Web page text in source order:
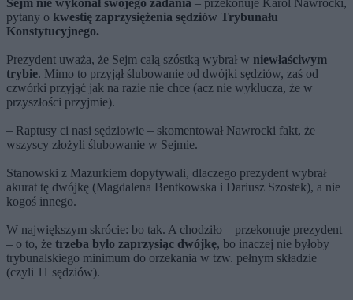
pytany o kwestię zaprzysiężenia sędziów Trybunału
Konstytucyjnego.
Prezydent uważa, że Sejm całą szóstką wybrał w niewłaściwym
trybie. Mimo to przyjął ślubowanie od dwójki sędziów, zaś od
czwórki przyjąć jak na razie nie chce (acz nie wyklucza, że w
przyszłości przyjmie).
– Raptusy ci nasi sędziowie – skomentował Nawrocki fakt, że
wszyscy złożyli ślubowanie w Sejmie.
Stanowski z Mazurkiem dopytywali, dlaczego prezydent wybrał
akurat tę dwójkę (Magdalena Bentkowska i Dariusz Szostek), a nie
kogoś innego.
W największym skrócie: bo tak. A chodziło – przekonuje prezydent
– o to, że trzeba było zaprzysiąc dwójkę, bo inaczej nie byłoby
trybunalskiego minimum do orzekania w tzw. pełnym składzie
(czyli 11 sędziów).